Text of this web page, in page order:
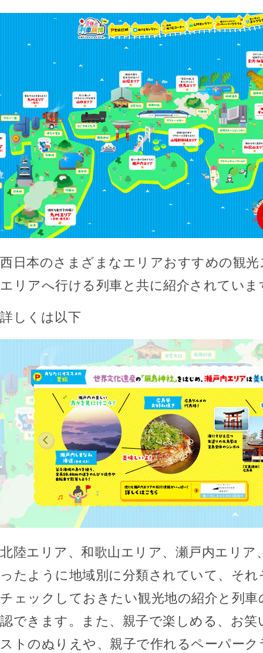
西日本のさまざまなエリアおすすめの観
エリアへ行ける列車と共に紹介されていま
詳しくは以下
北陸エリア、和歌山エリア、瀬戸内エリア
ったように地域別に分類されていて、そ
チェックしておきたい観光地の紹介と列車
認できます。また、親子で楽しめる、お笑
ストのぬりえや、親子で作れるペーパー